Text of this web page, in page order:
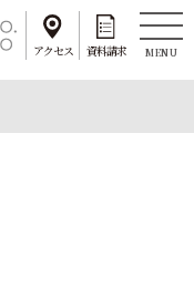
アクセス 資料請求 MENU